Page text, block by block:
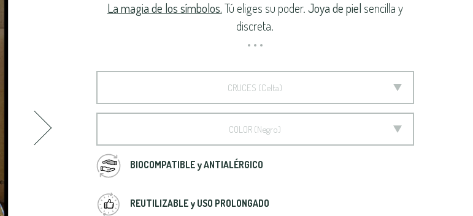
La magia de los símbolos. Tú eliges su poder. Joya de piel sencilla y
discreta.
CRUCES Celta
COLOR Negro
BIOCOMPATIBLE y ANTIALÉRGICO
REUTILIZABLE y USO PROLONGADO